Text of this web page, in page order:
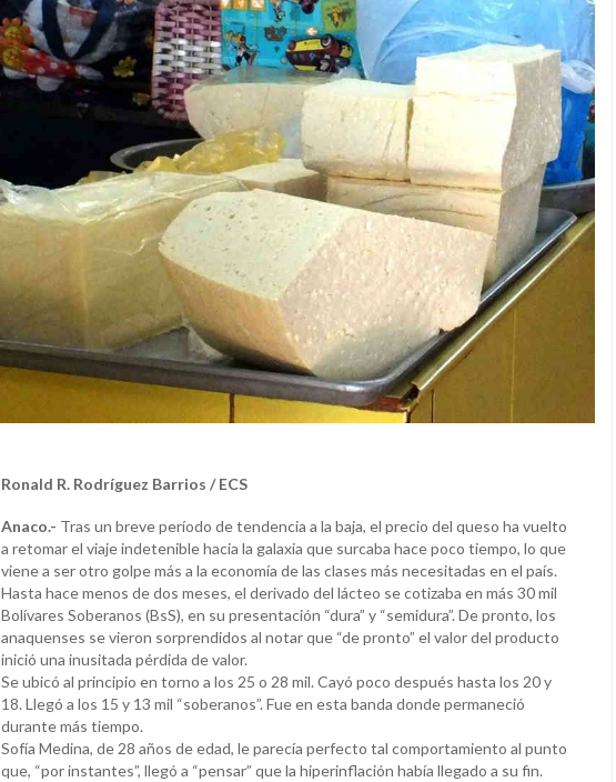
Ronald R. Rodríguez Barrios / ECS
Anaco.- Tras un breve período de tendencia a la baja, el precio del queso ha vuelto
a retomar el viaje indetenible hacia la galaxia que surcaba hace poco tiempo, lo que
viene a ser otro golpe más a la economía de las clases más necesitadas en el país.
Hasta hace menos de dos meses, el derivado del lácteo se cotizaba en más 30 mil
Bolívares Soberanos (BsS), en su presentación “dura” y “semidura”. De pronto, los
anaquenses se vieron sorprendidos al notar que “de pronto” el valor del producto
inició una inusitada pérdida de valor.
Se ubicó al principio en torno a los 25 o 28 mil. Cayó poco después hasta los 20 y
18. Llegó a los 15 y 13 mil “soberanos”. Fue en esta banda donde permaneció
durante más tiempo.
Sofía Medina, de 28 años de edad, le parecía perfecto tal comportamiento al punto
que, “por instantes”, llegó a “pensar” que la hiperinflación había llegado a su fin.